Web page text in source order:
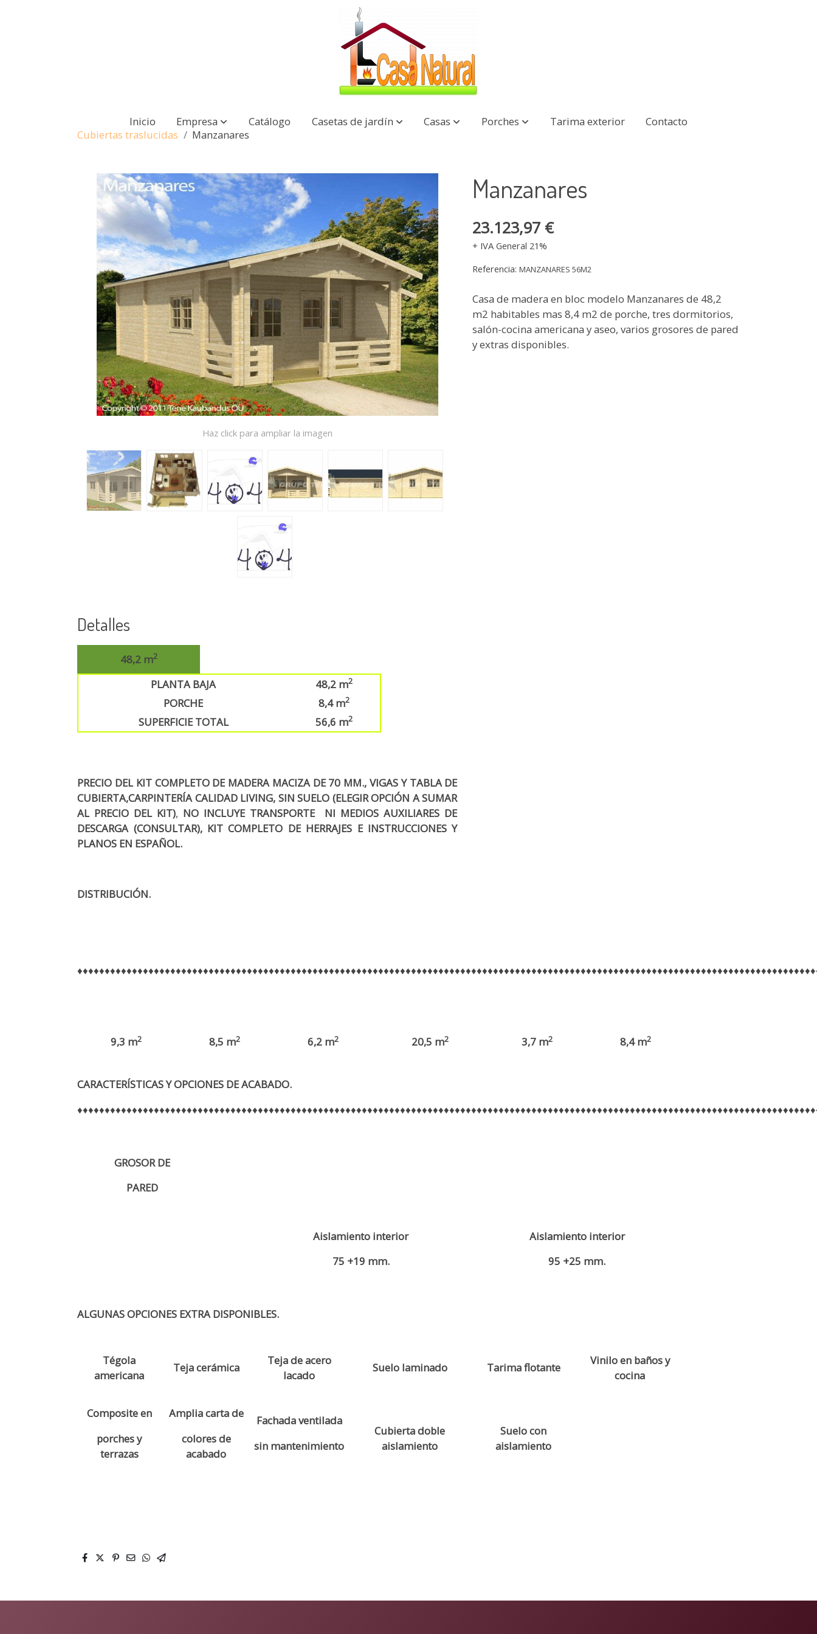
Inicio Empresa Catálogo Casetas de jardín Casas Porches Tarima exterior
Contacto
Cubiertas traslucidas
Manzanares
Haz click para ampliar la imagen
Detalles
48,2 m2
PLANTA BAJA 48,2 m2
PORCHE 8,4 m2
SUPERFICIE TOTAL 56,6 m2
PRECIO DEL KIT COMPLETO DE MADERA MACIZA DE 70 MM., VIGAS Y TABLA DE
CUBIERTA,CARPINTERÍA CALIDAD LIVING, SIN SUELO (ELEGIR OPCIÓN A SUMAR
AL PRECIO DEL KIT), NO INCLUYE TRANSPORTE NI MEDIOS AUXILIARES DE
DESCARGA (CONSULTAR), KIT COMPLETO DE HERRAJES E INSTRUCCIONES Y
PLANOS EN ESPAÑOL.
DISTRIBUCIÓN.
9,3 m2 8,5 m2 6,2 m2 20,5 m2 3,7 m2 8,4 m2
CARACTERÍSTICAS Y OPCIONES DE ACABADO.
GROSOR DE
PARED
Aislamiento interior
75 +19 mm.
Aislamiento interior
95 +25 mm.
ALGUNAS OPCIONES EXTRA DISPONIBLES.
Tégola
americana
Teja cerámica
Teja de acero
lacado
Suelo laminado Tarima flotante
Vinilo en baños y
cocina
Composite en
porches y
terrazas
Amplia carta de
colores de
acabado
Fachada ventilada
sin mantenimiento
Cubierta doble
aislamiento
Suelo con
aislamiento
Manzanares
23.123,97 €
+ IVA General 21%
Referencia:MANZANARES 56M2
Casa de madera en bloc modelo Manzanares de 48,2
m2 habitables mas 8,4 m2 de porche, tres dormitorios,
salón-cocina americana y aseo, varios grosores de pared
y extras disponibles.